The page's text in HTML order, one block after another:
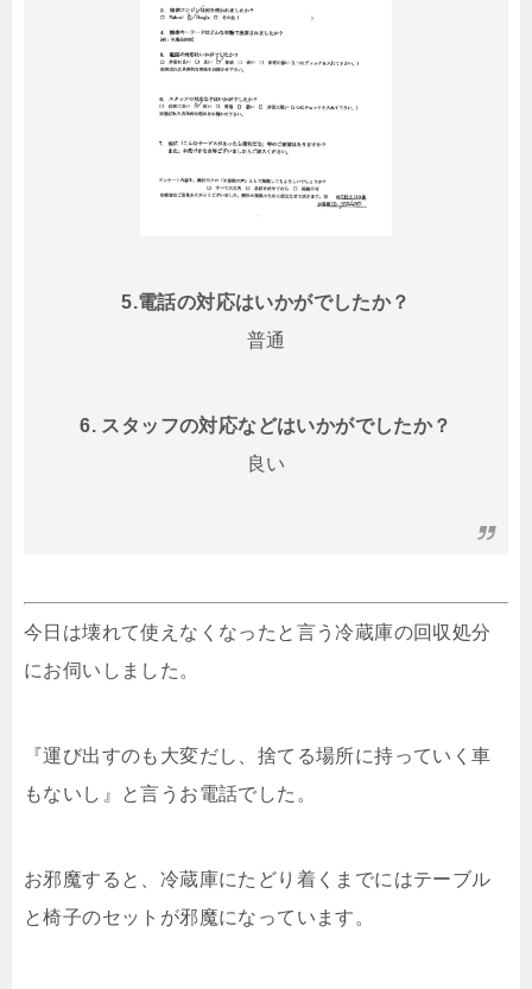
5.電話の対応はいかがでしたか？
普通
6. スタッフの対応などはいかがでしたか？
良い
今日は壊れて使えなくなったと言う冷蔵庫の回収処分
にお伺いしました。
『運び出すのも大変だし、捨てる場所に持っていく車
もないし』と言うお電話でした。
お邪魔すると、冷蔵庫にたどり着くまでにはテーブル
と椅子のセットが邪魔になっています。